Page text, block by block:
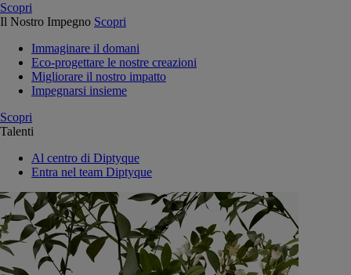
Scopri
Il Nostro Impegno Scopri
Immaginare il domani
Eco-progettare le nostre creazioni
Migliorare il nostro impatto
Impegnarsi insieme
Scopri
Talenti
Al centro di Diptyque
Entra nel team Diptyque